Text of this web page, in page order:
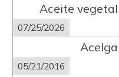
Aceite vegetal
07/25/2026
Acelga
05/21/2016